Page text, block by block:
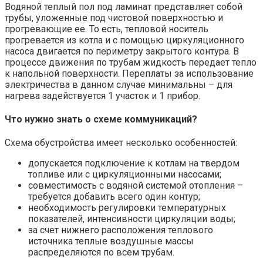
Водяной теплый пол под ламинат представляет собой
трубы, уложенные под чистовой поверхностью и
прогревающие ее. То есть, тепловой носитель
прогревается из котла и с помощью циркуляционного
насоса двигается по периметру закрытого контура. В
процессе движения по трубам жидкость передает тепло
к напольной поверхности. Переплаты за использование
электричества в данном случае минимальны – для
нагрева задействуется 1 участок и 1 прибор.
Что нужно знать о схеме коммуникаций?
Схема обустройства имеет несколько особенностей:
допускается подключение к котлам на твердом
топливе или с циркуляционными насосами;
совместимость с водяной системой отопления –
требуется добавить всего один контур;
необходимость регулировки температурных
показателей, интенсивности циркуляции воды;
за счет нижнего расположения теплового
источника теплые воздушные массы
распределяются по всем трубам.